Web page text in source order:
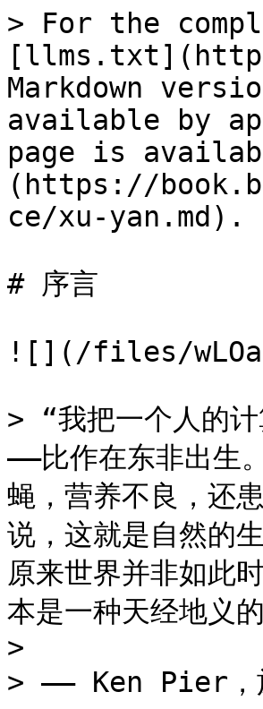
> For the
Markdown
available by
page is
(https://
ce/xu-yan.md).
# 序言
![](/files/
> “我把一个人的
——比作在东非出生
蝇，营养不良，还
说，这就是自然的
原来世界并非如
本是一种天经地义
>
> —— Ken Pier，